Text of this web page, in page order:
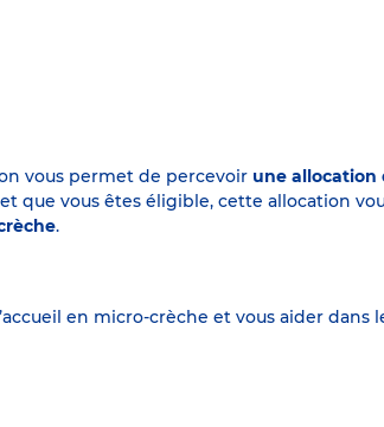
vous permet de percevoir une allocation
que vous êtes éligible, cette allocation
.
en micro-crèche et vous aider dans